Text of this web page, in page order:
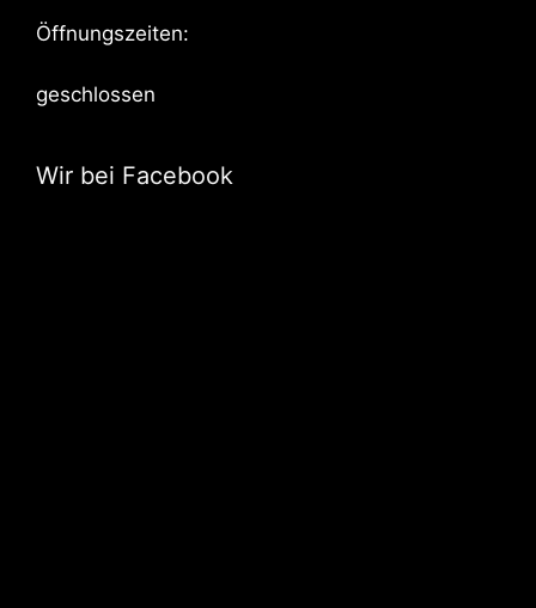
Öffnungszeiten:
geschlossen
Wir bei Facebook